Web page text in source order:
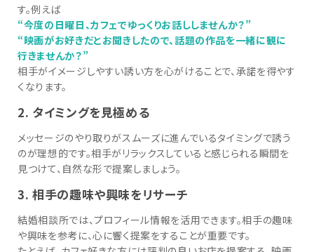
す。例えば
“今度の日曜日、カフェでゆっくりお話ししませんか？”
“映画がお好きだとお聞きしたので、話題の作品を一緒に観に
行きませんか？”
相手がイメージしやすい誘い方を心がけることで、承諾を得やす
くなります。
2. タイミングを見極める
メッセージのやり取りがスムーズに進んでいるタイミングで誘う
のが理想的です。相手がリラックスしていると感じられる瞬間を
見つけて、自然な形で提案しましょう。
3. 相手の趣味や興味をリサーチ
結婚相談所では、プロフィール情報を活用できます。相手の趣味
や興味を参考に、心に響く提案をすることが重要です。